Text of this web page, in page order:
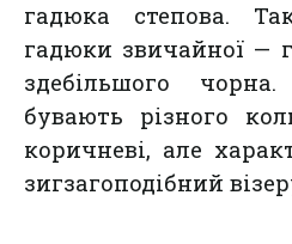
гадюка степова.
гадюки звичайної —
здебільшого
бувають різного
коричневі, але
зигзагоподібний